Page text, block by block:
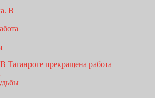
Таганроге прекращена работа